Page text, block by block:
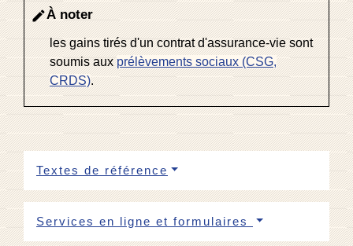
editÀ noter
les gains tirés d'un contrat d'assurance-vie sont
soumis auxprélèvements sociaux (CSG,
CRDS).
Textes de référence
Services en ligne et formulaires